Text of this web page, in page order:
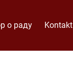
о раду Kontakt